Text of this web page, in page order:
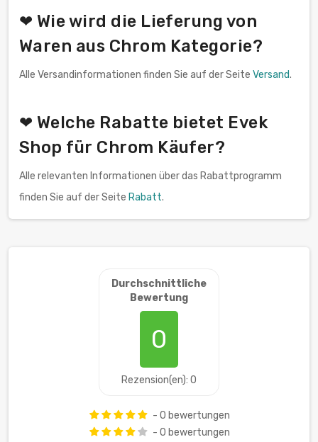
❤ Wie wird die Lieferung von
Waren aus Chrom Kategorie?
Alle Versandinformationen finden Sie auf der Seite Versand.
❤ Welche Rabatte bietet Evek
Shop für Chrom Käufer?
Alle relevanten Informationen über das Rabattprogramm
finden Sie auf der Seite Rabatt.
Durchschnittliche
Bewertung
0
Rezension(en): 0
- 0 bewertungen
- 0 bewertungen